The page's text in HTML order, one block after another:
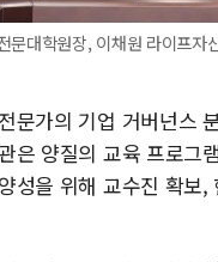
문대학원장, 이채원 라이프
문가의 기업 거버넌스
은 양질의 교육 프로
성을 위해 교수진 확보